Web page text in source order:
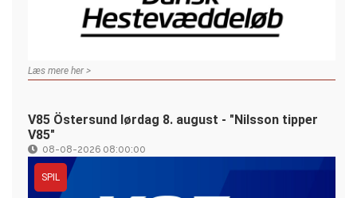
Læs mere her >
V85 Östersund lørdag 8. august - "Nilsson tipper
V85"
08-08-2026 08:00:00
SPIL